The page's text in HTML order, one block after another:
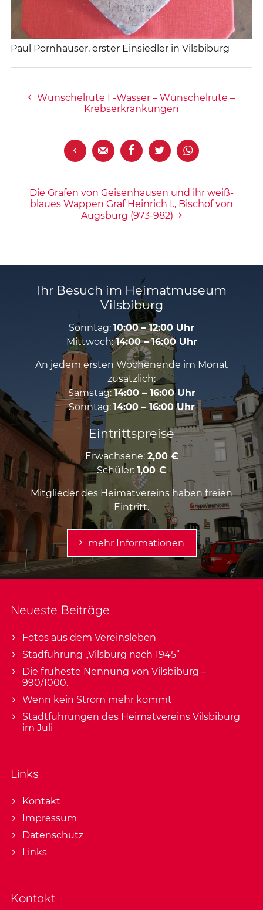
Paul Pornhauser, erster Einsiedler in Vilsbiburg
Wünschelrute I -Wasser – Wünschelrute –
Krebserkrankungen
    
Die Grafen von Geisenhausen und ihr weiß-
blaues Wappen Graf Heinrich I., Bischof von
Augsburg (973-982)
Ihr Besuch im Heimatmuseum
Vilsbiburg
Sonntag: 10:00 – 12:00 Uhr
Mittwoch:14:00 – 16:00 Uhr
An jedem ersten Wochenende im Monat
zusätzlich:
Samstag: 14:00 – 16:00 Uhr
Sonntag: 14:00 – 16:00 Uhr
Eintrittspreise
Erwachsene: 2,00 €
Schüler: 1,00 €
Mitglieder des Heimatvereins haben freien
Eintritt.
mehr Informationen
Neueste Beiträge
Fotos aus dem Vereinsleben
Stadführung „Vilsburg nach 1945“
Die früheste Nennung von Vilsbiburg –
990/1000.
Wenn kein Strom mehr kommt
Stadtführungen des Heimatvereins Vilsbiburg
im Juli
Links
Kontakt
Impressum
Datenschutz
Links
Kontakt